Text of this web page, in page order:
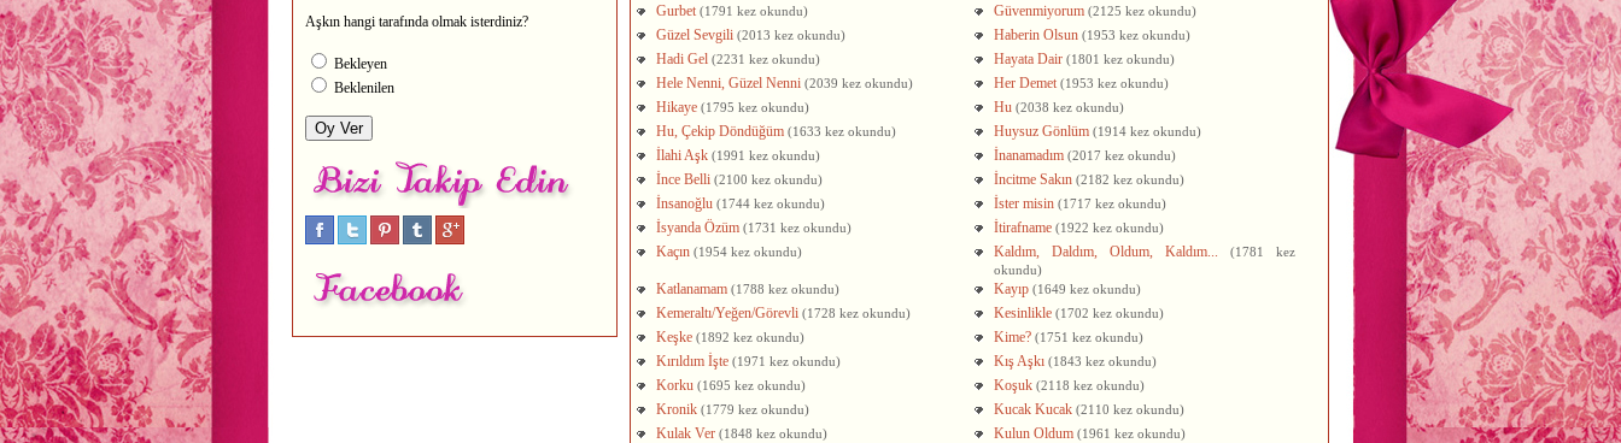
Aşkın hangi tarafında olmak isterdiniz?
Bekleyen
Beklenilen
Gurbet (1791 kez okundu) Güvenmiyorum (2125 kez okundu)
Güzel Sevgili (2013 kez okundu) Haberin Olsun (1953 kez okundu)
Hadi Gel (2231 kez okundu) Hayata Dair (1801 kez okundu)
Hele Nenni, Güzel Nenni (2039 kez okundu) Her Demet (1953 kez okundu)
Hikaye (1795 kez okundu) Hu (2038 kez okundu)
Hu, Çekip Döndüğüm (1633 kez okundu) Huysuz Gönlüm (1914 kez okundu)
İlahi Aşk (1991 kez okundu) İnanamadım (2017 kez okundu)
İnce Belli (2100 kez okundu) İncitme Sakın (2182 kez okundu)
İnsanoğlu (1744 kez okundu) İster misin (1717 kez okundu)
İsyanda Özüm (1731 kez okundu) İtirafname (1922 kez okundu)
Kaçın (1954 kez okundu) Kaldım, Daldım, Oldum, Kaldım...
(1781 kez
okundu)
Katlanamam (1788 kez okundu) Kayıp (1649 kez okundu)
Kemeraltı/Yeğen/Görevli (1728 kez okundu) Kesinlikle (1702 kez okundu)
Keşke (1892 kez okundu) Kime? (1751 kez okundu)
Kırıldım İşte (1971 kez okundu) Kış Aşkı (1843 kez okundu)
Korku (1695 kez okundu) Koşuk (2118 kez okundu)
Kronik (1779 kez okundu) Kucak Kucak (2110 kez okundu)
Kulak Ver (1848 kez okundu) Kulun Oldum (1961 kez okundu)